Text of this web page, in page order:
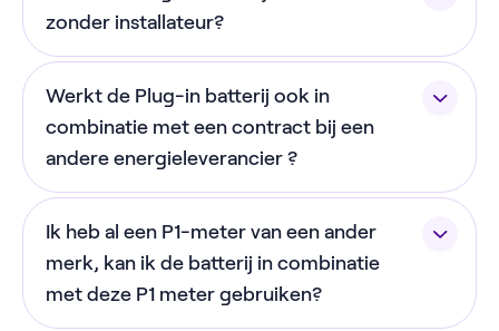
Meterkast*
De batterij kan niet buiten worden geplaatst.
*Let op: zorg ervoor dat de batterij genoeg ruimte
met hoge stroomsterktes.
besparing is wel lager zonder zonnepanelen.
zonder installateur?
Ja, je kunt de batterij zelf in een paar minuten
installeren. Dit doe je stapsgewijs via de
NextEnergy app.
Werkt de Plug-in batterij ook in
combinatie met een contract bij een
andere energieleverancier ?
Ja! Sinds 1 december 2025 werkt onze batterij met
elk energiecontract. Om gebruik te maken van de
prijsgestuurd modus heb je wel een dynamisch
energiecontract nodig, maar dat hoeft niet van
Ik heb al een P1-meter van een ander
merk, kan ik de batterij in combinatie
met deze P1 meter gebruiken?